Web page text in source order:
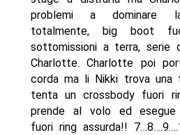
problemi a dominare
totalmente, big boot
sottomissioni a terra, serie
Charlotte. Charlotte poi
corda ma li Nikki trova una
tenta un crossbody fuori
prende al volo ed
fuori ring assurda!!